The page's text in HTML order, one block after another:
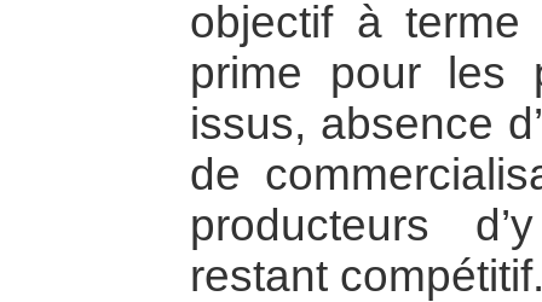
objectif à terme
prime pour les
issus, absence
de
producteurs
restant